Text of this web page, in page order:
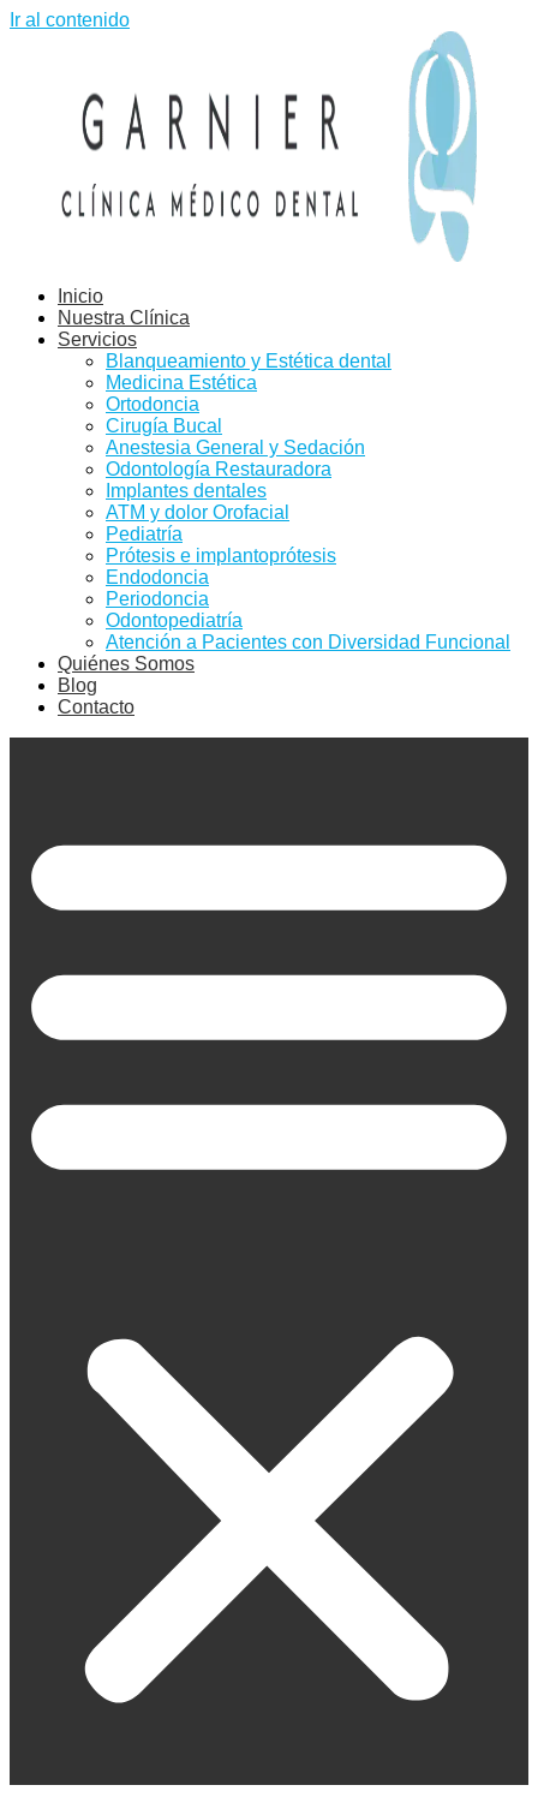
Ir al contenido
Inicio
Nuestra Clínica
Servicios
Blanqueamiento y Estética dental
Medicina Estética
Ortodoncia
Cirugía Bucal
Anestesia General y Sedación
Odontología Restauradora
Implantes dentales
ATM y dolor Orofacial
Pediatría
Prótesis e implantoprótesis
Endodoncia
Periodoncia
Odontopediatría
Atención a Pacientes con Diversidad Funcional
Quiénes Somos
Blog
Contacto